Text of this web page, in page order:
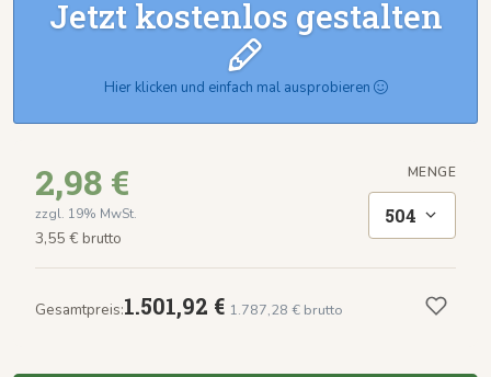
Hier klicken und einfach mal ausprobieren
2,98 €
zzgl. 19% MwSt.
3,55 € brutto
MENGE
504
Gesamtpreis:1.501,92 € 1.787,28 € brutto